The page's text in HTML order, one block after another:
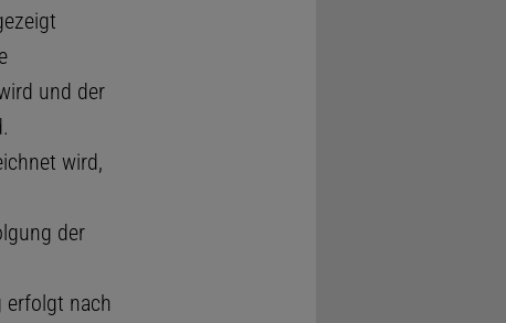
und der
wird,
der
erfolgt nach